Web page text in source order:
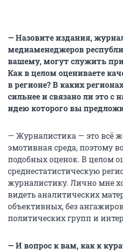
— Назовите издания,
медиаменеджеров
вашему, могут служить
Как в целом оцениваете
в регионе? В каких
сильнее и связано ли это с
идею которого вы
— Журналистика — это всё
эмотивная среда, поэтому
подобных оценок. В целом
среднестатистическую
журналистику. Лично мне
видеть аналитических
объективных, без
политических групп и
— И вопрос к вам, как к